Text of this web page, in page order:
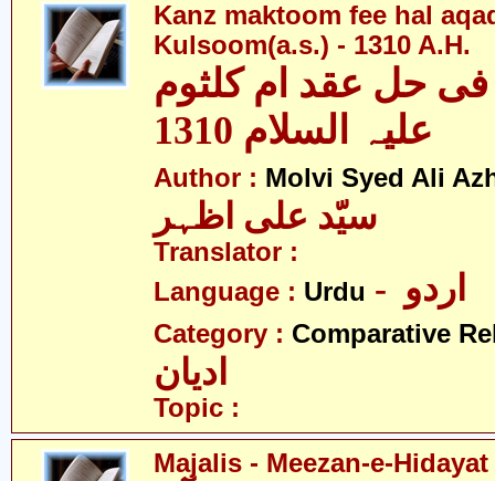
Kanz maktoom fee hal
Kulsoom(a.s.) - 1310 A.H.
فی حل عقد ام کلثوم
Author : Molvi Syed Ali
Translator :
Language : Urdu
Category : Comparative
ادیان
Topic :
Majalis - Meezan-e-